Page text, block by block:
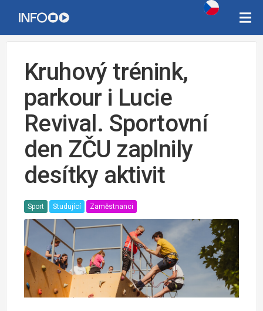
Kruhový trénink,
parkour i Lucie
Revival. Sportovní
den ZČU zaplnily
desítky aktivit
Sport Studující Zaměstnanci